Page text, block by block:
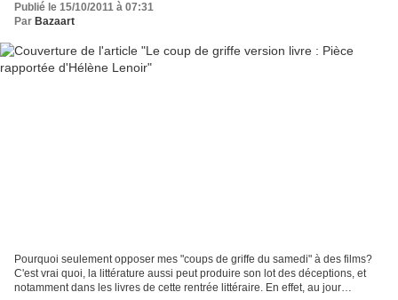
Publié le 15/10/2011 à 07:31
Par Bazaart
Pourquoi seulement opposer mes "coups de griffe du samedi" à des films?
C'est vrai quoi, la littérature aussi peut produire son lot des déceptions, et
notamment dans les livres de cette rentrée littéraire. En effet, au jour